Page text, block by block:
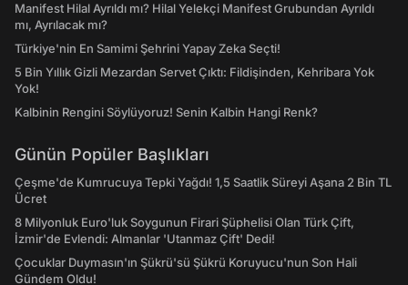
Manifest Hilal Ayrıldı mı? Hilal Yelekçi Manifest Grubundan Ayrıldı
mı, Ayrılacak mı?
Türkiye'nin En Samimi Şehrini Yapay Zeka Seçti!
5 Bin Yıllık Gizli Mezardan Servet Çıktı: Fildişinden, Kehribara Yok
Yok!
Kalbinin Rengini Söylüyoruz! Senin Kalbin Hangi Renk?
Günün Popüler Başlıkları
Çeşme'de Kumrucuya Tepki Yağdı! 1,5 Saatlik Süreyi Aşana 2 Bin TL
Ücret
8 Milyonluk Euro'luk Soygunun Firari Şüphelisi Olan Türk Çift,
İzmir'de Evlendi: Almanlar 'Utanmaz Çift' Dedi!
Çocuklar Duymasın'ın Şükrü'sü Şükrü Koruyucu'nun Son Hali
Gündem Oldu!